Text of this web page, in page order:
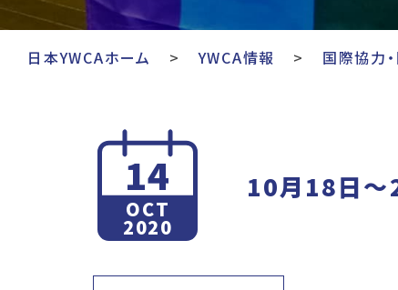
日本YWCAホーム YWCA情報 国際協力
14
OCT
2020
10月18日～